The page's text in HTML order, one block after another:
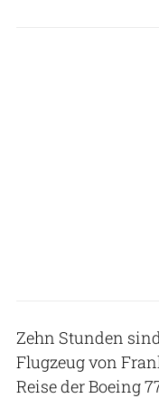
Zehn Stunden
Flugzeug von
Reise der Boeing